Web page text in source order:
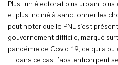
Plus : un électorat plus urbain,
et plus incliné à sanctionner les
peut noter que le PNL s’est
gouvernement difficile, marqué
pandémie de Covid-19, ce qui a
— dans ce cas, l’abstention peut